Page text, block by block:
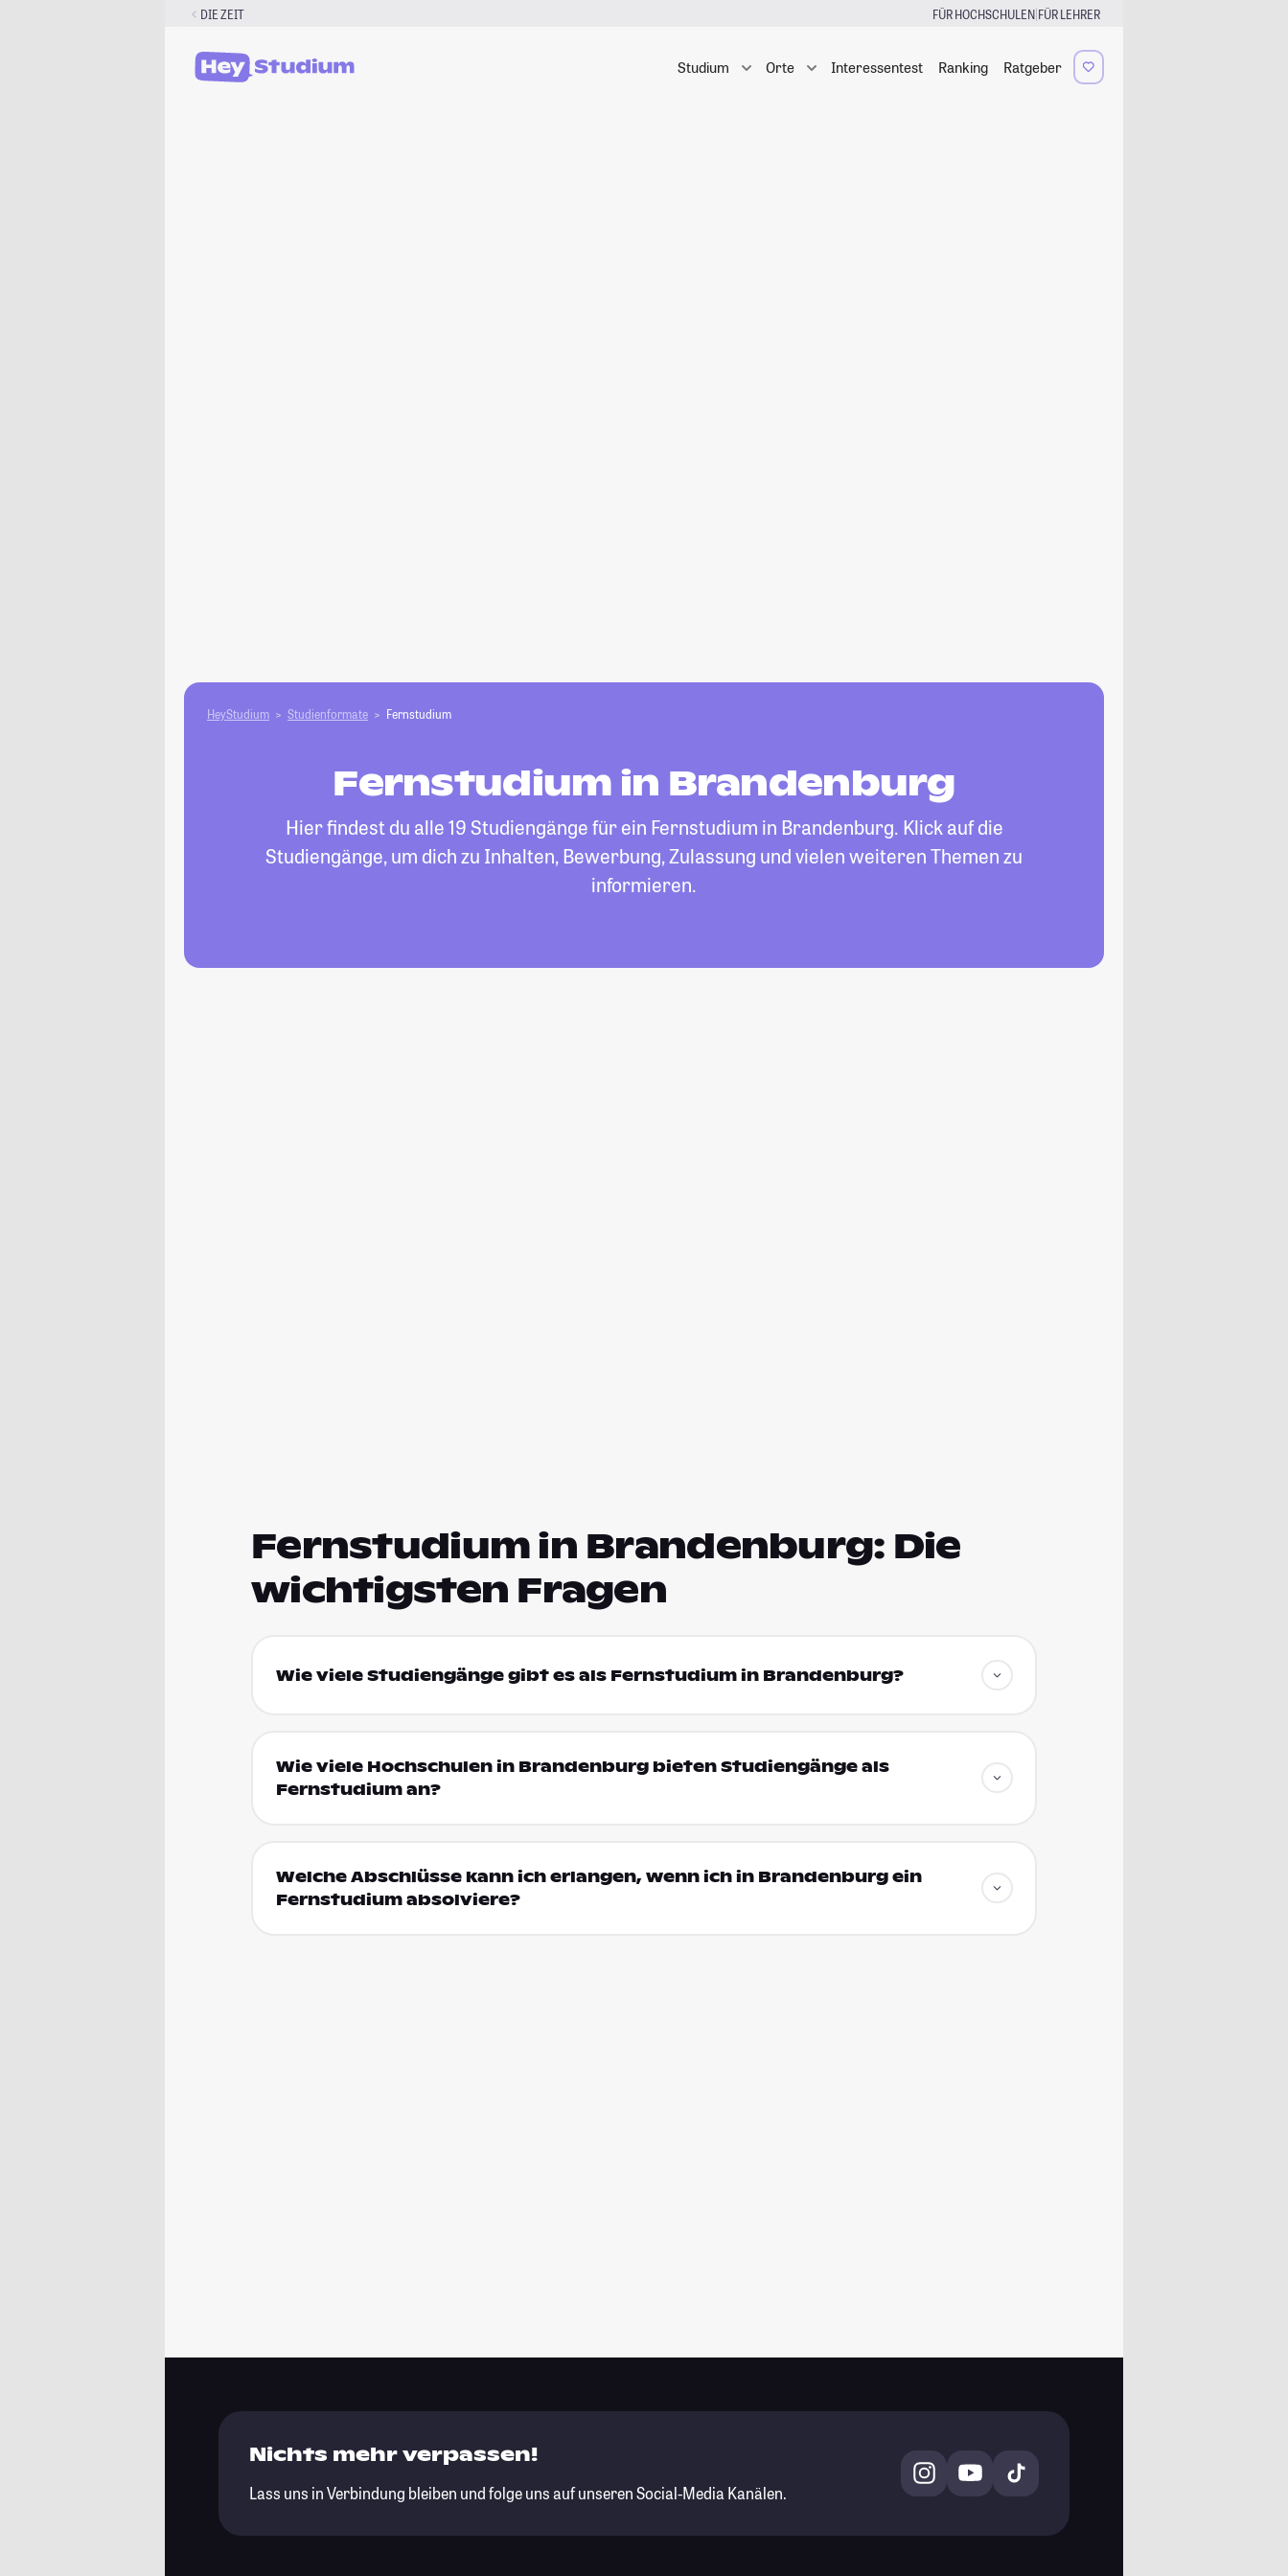
DIE ZEIT FÜR HOCHSCHULEN|FÜR LEHRER
Studium Orte Interessentest Ranking Ratgeber
HeyStudium Studienformate Fernstudium
Fernstudium in Brandenburg
Hier findest du alle 19 Studiengänge für ein Fernstudium in Brandenburg. Klick auf die
Studiengänge, um dich zu Inhalten, Bewerbung, Zulassung und vielen weiteren Themen zu
informieren.
Fernstudium in Brandenburg: Die
wichtigsten Fragen
Wie viele Studiengänge gibt es als Fernstudium in Brandenburg?
Wie viele Hochschulen in Brandenburg bieten Studiengänge als
Fernstudium an?
Welche Abschlüsse kann ich erlangen, wenn ich in Brandenburg ein
Fernstudium absolviere?
Nichts mehr verpassen!
Lass uns in Verbindung bleiben und folge uns auf unseren Social-Media Kanälen.